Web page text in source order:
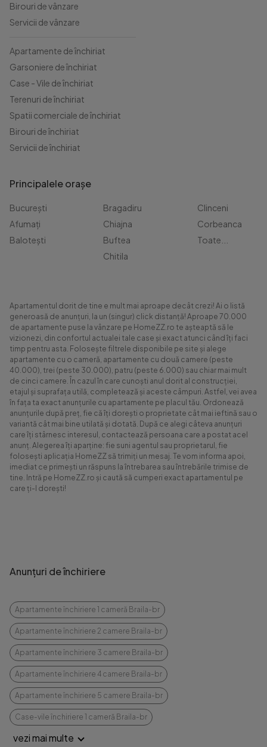
Birouri de vânzare
Servicii de vânzare
Apartamente de închiriat
Garsoniere de închiriat
Case - Vile de închiriat
Terenuri de închiriat
Spatii comerciale de închiriat
Birouri de închiriat
Servicii de închiriat
Principalele orașe
București
Afumați
Balotești
Bragadiru
Chiajna
Buftea
Chitila
Clinceni
Corbeanca
Toate...
Apartamentul dorit de tine e mult mai aproape decât crezi! Ai o listă
generoasă de anunțuri, la un (singur) click distanță! Aproape 70.000
de apartamente puse la vânzare pe HomeZZ.ro te așteaptă să le
vizionezi, din confortul actualei tale case și exact atunci când îți faci
timp pentru asta. Folosește filtrele disponibile pe site și alege
apartamente cu o cameră, apartamente cu două camere (peste
40.000), trei (peste 30.000), patru (peste 6.000) sau chiar mai mult
de cinci camere. În cazul în care cunoști anul dorit al construcției,
etajul și suprafața utilă, completează și aceste câmpuri. Astfel, vei avea
în fața ta exact anunțurile cu apartamente pe placul tău. Ordonează
anunțurile după preț, fie că îți dorești o proprietate cât mai ieftină sau o
variantă cât mai bine utilată și dotată. După ce alegi câteva anunțuri
care îți stârnesc interesul, contactează persoana care a postat acel
anunț. Alegerea îți aparține: fie suni agentul sau proprietarul, fie
folosești aplicația HomeZZ să trimiți un mesaj. Te vom informa apoi,
imediat ce primești un răspuns la întrebarea sau întrebările trimise de
tine. Intră pe HomeZZ.ro și caută să cumperi exact apartamentul pe
care ți-l dorești!
Anunțuri de închiriere
Apartamente închiriere 1 cameră Braila-br
Apartamente închiriere 2 camere Braila-br
Apartamente închiriere 3 camere Braila-br
Apartamente închiriere 4 camere Braila-br
Apartamente închiriere 5 camere Braila-br
Case-vile închiriere 1 cameră Braila-br
vezi mai multe